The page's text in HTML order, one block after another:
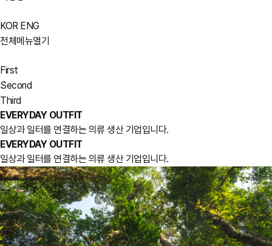
KOR ENG
전체메뉴열기
First
Second
Third
EVERYDAY OUTFIT
일상과 일터를 연결하는 의류 생산 기업입니다.
EVERYDAY OUTFIT
일상과 일터를 연결하는 의류 생산 기업입니다.